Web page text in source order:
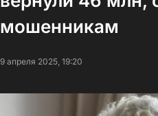
мошенникам
9 апреля 2025, 19:20